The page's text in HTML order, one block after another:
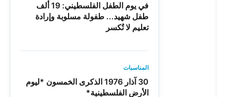
في يوم الطفل الفلسطيني: 19 ألف
طفل شهيد... طفولة مسلوبة وإرادة
تعليم لا تُكسر
المناسبات
30 آذار 1976 الذكرى الخمسون *ليوم
الأرض الفلسطينية*